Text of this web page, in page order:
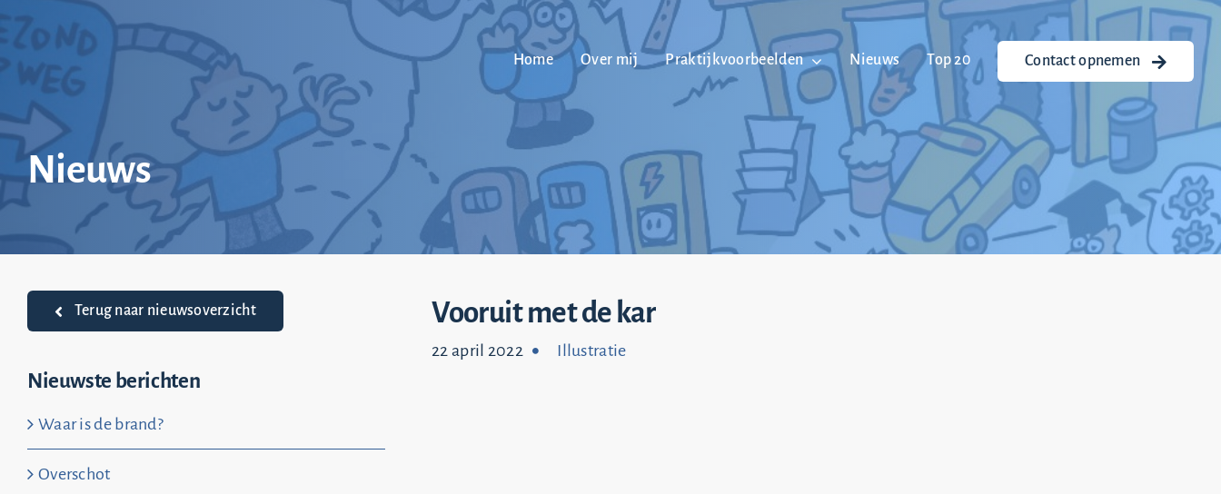
Ga
naar
inhoud
Home Over mij Praktijkvoorbeelden Nieuws Top 20 Contact opnemen
Nieuws
Terug naar nieuwsoverzicht
Nieuwste berichten
Waar is de brand?
Overschot
Vooruit met de kar
22 april 2022 Illustratie